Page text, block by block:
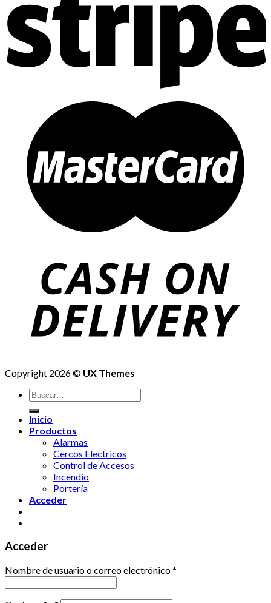
Copyright 2026 © UX Themes
Buscar
por:
Inicio
Productos
Alarmas
Cercos Electricos
Control de Accesos
Incendio
Portería
Acceder
Acceder
Nombre de usuario o correo electrónico*